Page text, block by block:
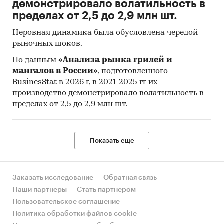
5. Год импорта/экспорта
6. Месяц импорта/экспорта
8. Страны получатели, отправители и
производители товара
9. Объем импорта и экспорта в натуральном
10. Объем импорта и экспорта в стоимостном
Содержащиеся в базе данных сведения
позволят Вам самостоятельно выполнить
любые требующиеся запросы, которые не
включены в отчет.
Резюме:
демонстрировало волатильность в
пределах от 2,5 до 2,9 млн шт.
Неровная динамика была обусловлена чередой
рыночных шоков.
По данным «Анализа рынка грилей и
мангалов в России», подготовленного
BusinesStat в 2026 г, в 2021-2025 гг их
производство демонстрировало волатильность в
пределах от 2,5 до 2,9 млн шт.
Показать еще
Заказать исследование
Обратная связь
Наши партнеры
Стать партнером
Пользовательское соглашение
Политика обработки файлов cookie